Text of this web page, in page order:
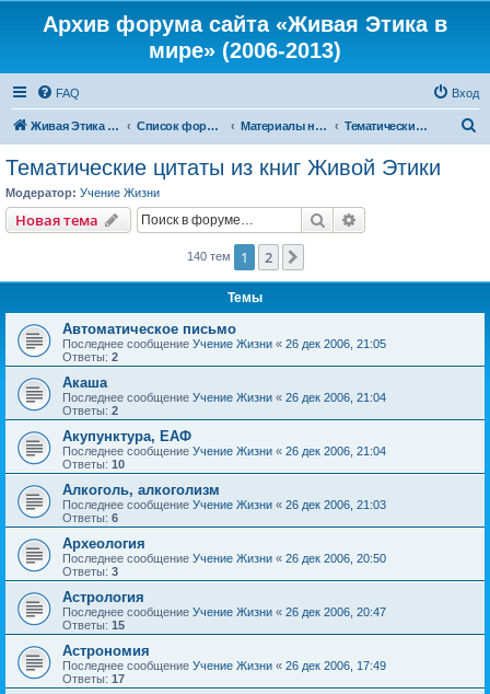
Архив форума сайта «Живая Этика в
мире» (2006-2013)
FAQ Вход
Живая Этика в мире Список форумов Материалы нашего портала Тематические цитаты из книг Живой Этики
Тематические цитаты из книг Живой Этики
Модератор: Учение Жизни
Новая тема Поиск
140 тем 1 2
Темы
Автоматическое письмо
Последнее сообщение Учение Жизни « 26 дек 2006, 21:05
Ответы: 2
Акаша
Последнее сообщение Учение Жизни « 26 дек 2006, 21:04
Ответы: 2
Акупунктура, ЕАФ
Последнее сообщение Учение Жизни « 26 дек 2006, 21:04
Ответы: 10
Алкоголь, алкоголизм
Последнее сообщение Учение Жизни « 26 дек 2006, 21:03
Ответы: 6
Археология
Последнее сообщение Учение Жизни « 26 дек 2006, 20:50
Ответы: 3
Астрология
Последнее сообщение Учение Жизни « 26 дек 2006, 20:47
Ответы: 15
Астрономия
Последнее сообщение Учение Жизни « 26 дек 2006, 17:49
Ответы: 17